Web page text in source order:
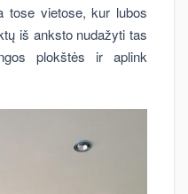
tose vietose, kur lubos
iš anksto nudažyti tas
plokštės ir aplink